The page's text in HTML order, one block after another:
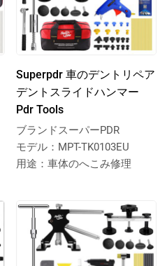
Superpdr 車のデントリペア
デントスライドハンマー
Pdr Tools
ブランドスーパーPDR
モデル：MPT-TK0103EU
用途：車体のへこみ修理